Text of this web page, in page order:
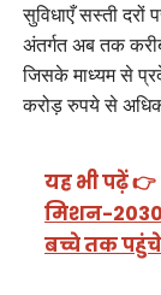
सुविधाएँ सस्ती दरों
अंतर्गत अब तक
जिसके माध्यम से
करोड़ रुपये से
यह भी पढ़ें 👉
मिशन-
बच्चे तक पहुंचे